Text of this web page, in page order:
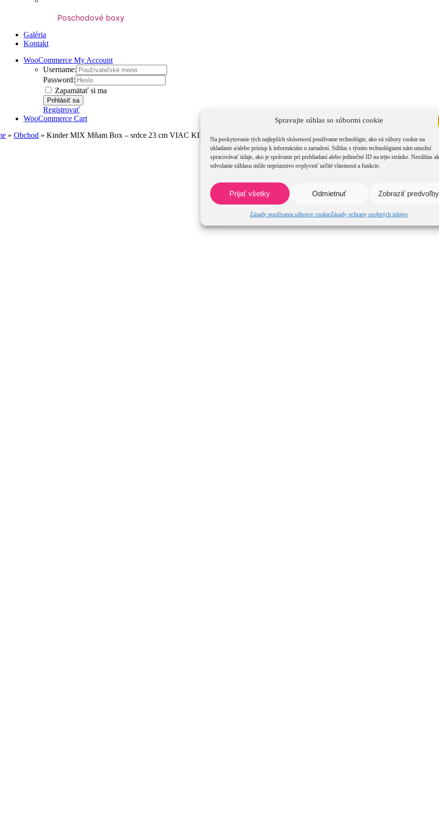
Spravujte súhlas so súbormi cookie
Na poskytovanie tých najlepších skúseností používame technológie, ako sú súbory cookie na
ukladanie a/alebo prístup k informáciám o zariadení. Súhlas s týmito technológiami nám umožní
spracovávať údaje, ako je správanie pri prehliadaní alebo jedinečné ID na tejto stránke. Nesúhlas
odvolanie súhlasu môže nepriaznivo ovplyvniť určité vlastnosti a funkcie.
Prijať všetky Odmietnuť Zobraziť predvoľby
Zásady používania súborov cookieZásady ochrany osobných údajov
Poschodové boxy
Galéria
Kontakt
WooCommerce My Account
Username:
Password:
Zapamätať si ma
Registrovať
WooCommerce Cart
» Obchod » Kinder MIX Mňam Box – srdce 23 cm VIAC KINDER SURPRISE